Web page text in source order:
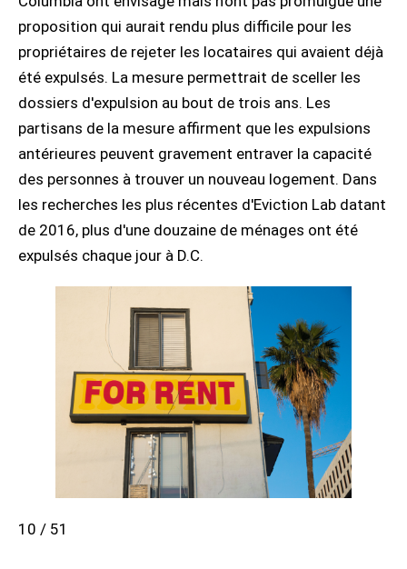
proposition qui aurait rendu plus difficile pour les
propriétaires de rejeter les locataires qui avaient déjà
été expulsés. La mesure permettrait de sceller les
dossiers d'expulsion au bout de trois ans. Les
partisans de la mesure affirment que les expulsions
antérieures peuvent gravement entraver la capacité
des personnes à trouver un nouveau logement. Dans
les recherches les plus récentes d'Eviction Lab datant
de 2016, plus d'une douzaine de ménages ont été
expulsés chaque jour à D.C.
10 / 51